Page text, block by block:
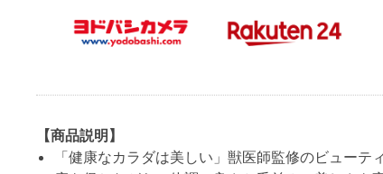
【商品説明】
「健康なカラダは美しい」獣医師監修のビューテ